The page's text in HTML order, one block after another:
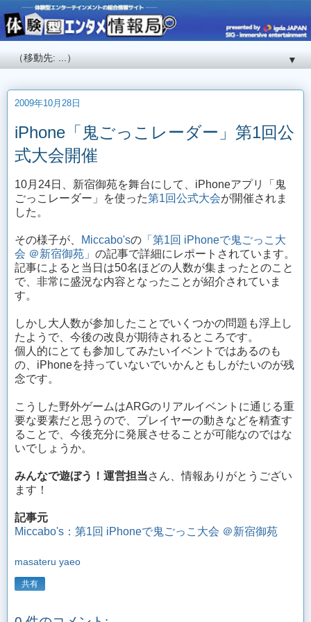
▼
2009年10月28日
iPhone「鬼ごっこレーダー」第1回公
式大会開催
10月24日、新宿御苑を舞台にして、iPhoneアプリ「鬼
ごっこレーダー」を使った第1回公式大会が開催されま
した。
その様子が、 Miccabo'sの 「第1回 iPhoneで鬼ごっこ大
会 ＠新宿御苑」 の記事で詳細にレポートされています。
記事によると当日は50名ほどの人数が集まったとのこと
で、非常に盛況な内容となったことが紹介されていま
す。
しかし大人数が参加したことでいくつかの問題も浮上し
たようで、今後の改良が期待されるところです。
個人的にとても参加してみたいイベントではあるのも
の、iPhoneを持っていないでいかんともしがたいのが残
念です。
こうした野外ゲームはARGのリアルイベントに通じる重
要な要素だと思うので、プレイヤーの動きなどを精査す
ることで、今後充分に発展させることが可能なのではな
いでしょうか。
みんなで遊ぼう！運営担当さん、情報ありがとうござい
ます！
記事元
Miccabo's：第1回 iPhoneで鬼ごっこ大会 ＠新宿御苑
masateru yaeo
共有